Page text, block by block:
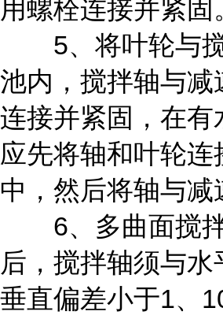
用螺栓连接并紧固
5、将叶轮与搅
池内，搅拌轴与减
连接并紧固，在有
应先将轴和叶轮连
中，然后将轴与减
6、多曲面搅拌
后，搅拌轴须与水
垂直偏差小于1、